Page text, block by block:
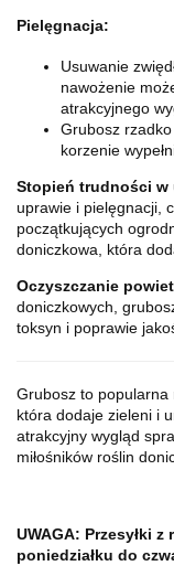
Pielęgnacja:
Usuwanie
nawożenie
atrakcyjnego
Grubosz
korzenie
Stopień trudności w
uprawie i pielęgnacji,
początkujących
doniczkowa, która
Oczyszczanie
doniczkowych,
toksyn i poprawie
Grubosz to popularna
która dodaje zieleni i
atrakcyjny wygląd
miłośników roślin
UWAGA: Przesyłki
poniedziałku do